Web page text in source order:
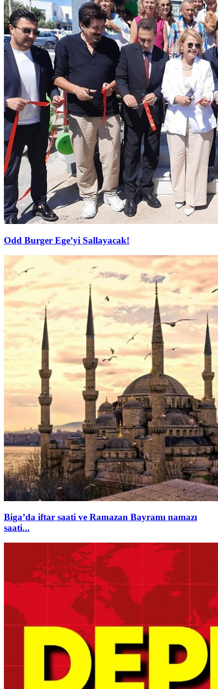
Odd Burger Ege’yi Sallayacak!
Biga’da iftar saati ve Ramazan Bayramı namazı
saati...